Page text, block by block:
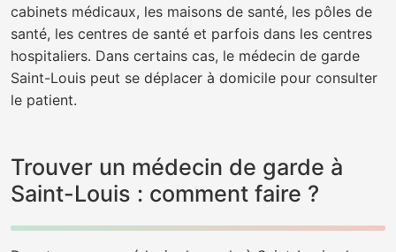
cabinets médicaux, les maisons de santé, les pôles de
santé, les centres de santé et parfois dans les centres
hospitaliers. Dans certains cas, le médecin de garde
Saint-Louis peut se déplacer à domicile pour consulter
le patient.
Trouver un médecin de garde à
Saint-Louis : comment faire ?